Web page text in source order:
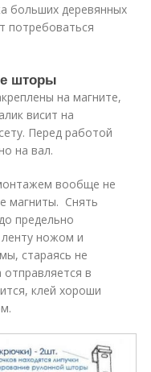
больших деревянных
потребоваться
шторы
на магните,
висит на
Перед работой
на вал.
вообще не
магниты. Снять
предельно
ножом и
стараясь не
в
клей хороши